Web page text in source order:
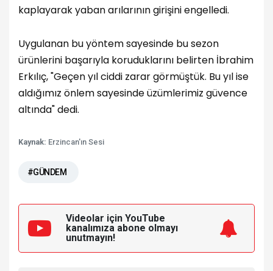
kaplayarak yaban arılarının girişini engelledi.
Uygulanan bu yöntem sayesinde bu sezon
ürünlerini başarıyla koruduklarını belirten İbrahim
Erkılıç, "Geçen yıl ciddi zarar görmüştük. Bu yıl ise
aldığımız önlem sayesinde üzümlerimiz güvence
altında" dedi.
Kaynak: Erzincan'ın Sesi
#GÜNDEM
Videolar için YouTube
kanalımıza abone olmayı
unutmayın!